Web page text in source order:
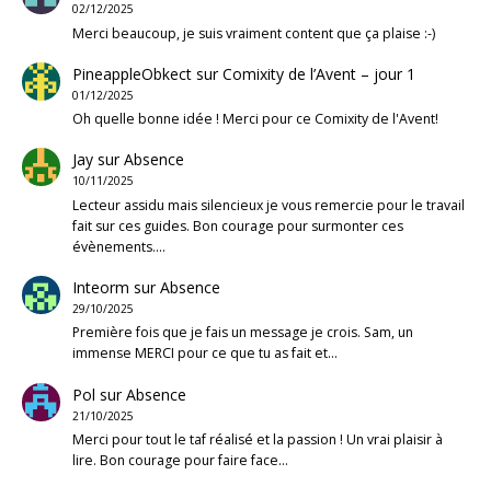
02/12/2025
Merci beaucoup, je suis vraiment content que ça plaise :-)
PineappleObkectsurComixity de l’Avent – jour 1
01/12/2025
Oh quelle bonne idée ! Merci pour ce Comixity de l'Avent!
JaysurAbsence
10/11/2025
Lecteur assidu mais silencieux je vous remercie pour le travail
fait sur ces guides. Bon courage pour surmonter ces
évènements.…
Inteorm surAbsence
29/10/2025
Première fois que je fais un message je crois. Sam, un
immense MERCI pour ce que tu as fait et…
Pol surAbsence
21/10/2025
Merci pour tout le taf réalisé et la passion ! Un vrai plaisir à
lire. Bon courage pour faire face…